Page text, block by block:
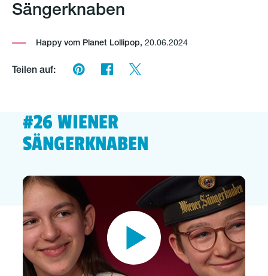
Sängerknaben
Happy vom Planet Lollipop, 20.06.2024
Teilen auf:
#26 WIENER
SÄNGERKNABEN